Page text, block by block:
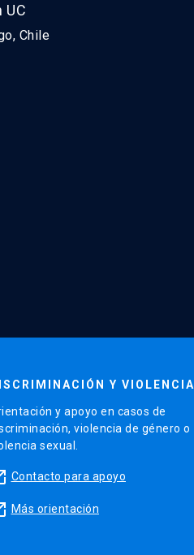
UC
Chile
Y VIOLENCIA
y apoyo en casos de
violencia de género o
sexual.
Contacto para apoyo
Más orientación